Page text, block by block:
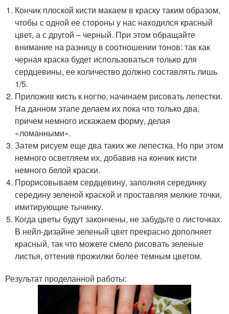
Кончик плоской кисти макаем в краску таким образом,
чтобы с одной ее стороны у нас находился красный
цвет, а с другой – черный. При этом обращайте
внимание на разницу в соотношении тонов: так как
черная краска будет использоваться только для
сердцевины, ее количество должно составлять лишь
1/5.
Приложив кисть к ногтю, начинаем рисовать лепестки.
На данном этапе делаем их пока что только два,
причем немного искажаем форму, делая
«ломанными».
Затем рисуем еще два таких же лепестка. Но при этом
немного осветляем их, добавив на кончик кисти
немного белой краски.
Прорисовываем сердцевину, заполняя серединку
середину зеленой краской и проставляя мелкие точки,
имитирующие тычинку.
Когда цветы будут закончены, не забудьте о листочках.
В нейл-дизайне зеленый цвет прекрасно дополняет
красный, так что можете смело рисовать зеленые
листья, оттенив прожилки более темным цветом.
Результат проделанной работы: